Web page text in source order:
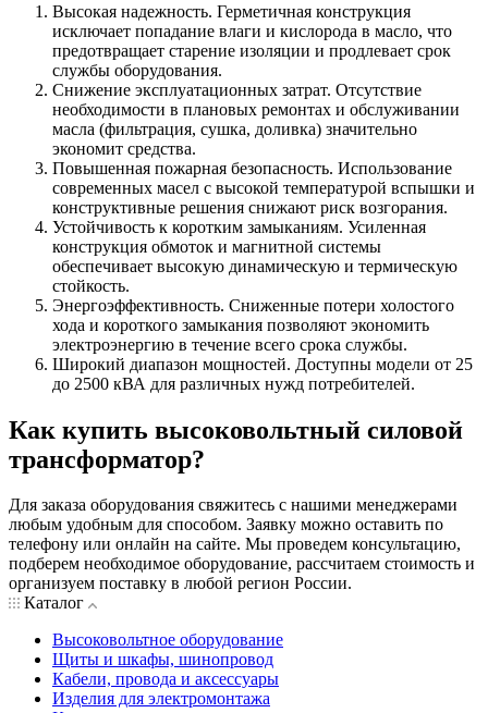
Высокая надежность. Герметичная конструкция
исключает попадание влаги и кислорода в масло, что
предотвращает старение изоляции и продлевает срок
службы оборудования.
Снижение эксплуатационных затрат. Отсутствие
необходимости в плановых ремонтах и обслуживании
масла (фильтрация, сушка, доливка) значительно
экономит средства.
Повышенная пожарная безопасность. Использование
современных масел с высокой температурой вспышки и
конструктивные решения снижают риск возгорания.
Устойчивость к коротким замыканиям. Усиленная
конструкция обмоток и магнитной системы
обеспечивает высокую динамическую и термическую
стойкость.
Энергоэффективность. Сниженные потери холостого
хода и короткого замыкания позволяют экономить
электроэнергию в течение всего срока службы.
Широкий диапазон мощностей. Доступны модели от 25
до 2500 кВА для различных нужд потребителей.
Как купить высоковольтный силовой
трансформатор?
Для заказа оборудования свяжитесь с нашими менеджерами
любым удобным для способом. Заявку можно оставить по
телефону или онлайн на сайте. Мы проведем консультацию,
подберем необходимое оборудование, рассчитаем стоимость и
организуем поставку в любой регион России.
Каталог
Высоковольтное оборудование
Щиты и шкафы, шинопровод
Кабели, провода и аксессуары
Изделия для электромонтажа